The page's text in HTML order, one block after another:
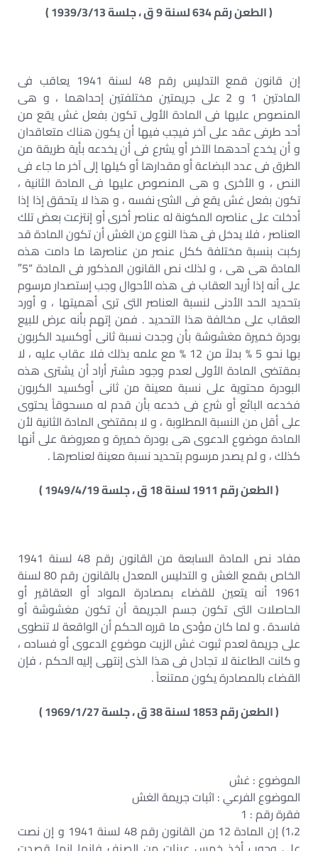
( الطعن رقم 634 لسنة 9 ق ، جلسة 1939/3/13 )
إن قانون قمع التدليس رقم 48 لسنة 1941 يعاقب فى
المادتين 1 و 2 على جريمتين مختلفتين إحداهما ، و هى
المنصوص عليها فى المادة الأولى تكون بفعل غش يقع من
أحد طرفى عقد على آخر فيجب فيها أن يكون هناك متعاقدان
و أن يخدع آحدهما الآخر أو يشرع فى أن يخدعه بأية طريقة من
الطرق فى عدد البضاعة أو مقدارها أو كيلها إلى آخر ما جاء فى
النص ، و الأخرى و هى المنصوص عليها فى المادة الثانية ،
تكون بفعل غش يقع فى الشئ نفسه ، و هذا لا يتحقق إذا إذا
أدخلت على عناصره المكونة له عناصر أخرى أو إنتزعت بعض تلك
العناصر ، فلا يدخل فى هذا النوع من الغش أن تكون المادة قد
ركبت بنسبة مختلفة ككل عنصر من عناصرها ما دامت هذه
المادة هى هى ، و لذلك نص القانون المذكور فى المادة “5″
على أنه إذا أريد العقاب فى هذه الأحوال وجب إستصدار مرسوم
بتحديد الحد الأدنى لنسبة العناصر التى ترى أهميتها ، و أورد
العقاب على مخالفة هذا التحديد . فمن إتهم بأنه عرض للبيع
بودرة خميرة مغشوشة بأن وجدت نسبة ثانى أوكسيد الكربون
بها نحو 5 % بدلاً من 12 % مع علمه بذلك فلا عقاب عليه ، لا
بمقتضى المادة الأولى لعدم وجود مشتر أراد أن يشترى هذه
البودرة محتوية على نسبة معينة من ثانى أوكسيد الكربون
فخدعه البائع أو شرع فى خدعه بأن قدم له مسحوقاً يحتوى
على أقل من النسبة المطلوبة ، و لا بمقتضى المادة الثانية لأن
المادة موضوع الدعوى هى بودرة خميرة و معروضة على أنها
كذلك ، و لم يصدر مرسوم بتحديد نسبة معينة لعناصرها .
( الطعن رقم 1911 لسنة 18 ق ، جلسة 1949/4/19 )
مفاد نص المادة السابعة من القانون رقم 48 لسنة 1941
الخاص بقمع الغش و التدليس المعدل بالقانون رقم 80 لسنة
1961 أنه يتعين للقضاء بمصادرة المواد أو العقاقير أو
الحاصلات التى تكون جسم الجريمة أن تكون مغشوشة أو
فاسدة . و لما كان مؤدى ما قرره الحكم أن الواقعة لا تنطوى
على جريمة لعدم ثبوت غش الزيت موضوع الدعوى أو فساده ،
و كانت الطاعنة لا تجادل فى هذا الذى إنتهى إليه الحكم ، فإن
القضاء بالمصادرة يكون ممتنعاً .
( الطعن رقم 1853 لسنة 38 ق ، جلسة 1969/1/27 )
الموضوع : غش
الموضوع الفرعي : اثبات جريمة الغش
فقرة رقم : 1
1،2) إن المادة 12 من القانون رقم 48 لسنة 1941 و إن نصت